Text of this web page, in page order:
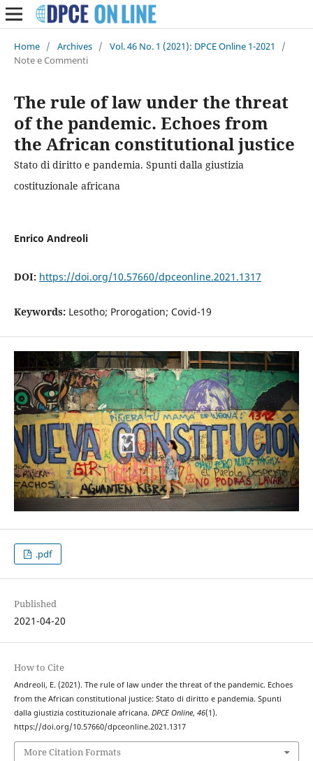
Home / Archives / Vol. 46 No. 1 (2021): DPCE Online 1-2021
/
Note e Commenti
The rule of law under the threat
of the pandemic. Echoes from
the African constitutional justice
Stato di diritto e pandemia. Spunti dalla giustizia
costituzionale africana
Enrico Andreoli
DOI: https://doi.org/10.57660/dpceonline.2021.1317
Keywords: Lesotho; Prorogation; Covid-19
.pdf
Published
2021-04-20
How to Cite
Andreoli, E. (2021). The rule of law under the threat of the pandemic. Echoes
from the African constitutional justice: Stato di diritto e pandemia. Spunti
dalla giustizia costituzionale africana. DPCE Online, 46(1).
https://doi.org/10.57660/dpceonline.2021.1317
More Citation Formats